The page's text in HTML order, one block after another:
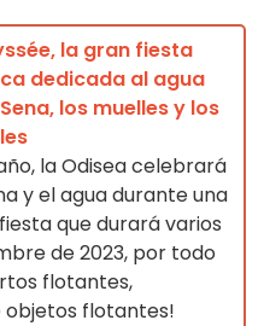
la gran fiesta
dedicada al agua
los muelles y los
la Odisea celebrará
y el agua durante una
que durará varios
de 2023, por todo
flotantes,
objetos flotantes!